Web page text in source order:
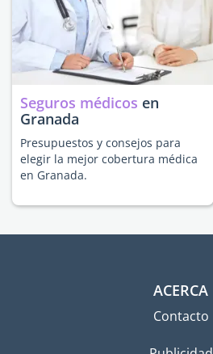
Seguros médicos en
Granada
Presupuestos y consejos para
elegir la mejor cobertura médica
en Granada.
ACERCA
Contacto